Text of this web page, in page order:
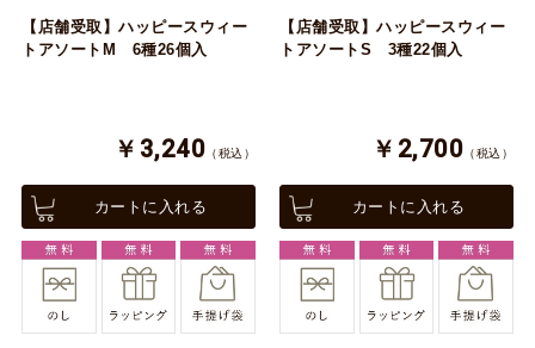
【店舗受取】ハッピースウィー
トアソートM 6種26個入
￥3,240 （税込）
カートに入れる
【店舗受取】ハッピースウィー
トアソートS 3種22個入
￥2,700 （税込）
カートに入れる